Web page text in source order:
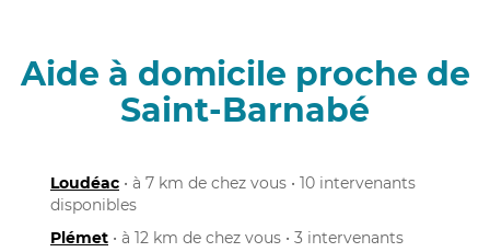
Aide à domicile proche de
Saint-Barnabé
Loudéac • à 7 km de chez vous • 10 intervenants
disponibles
Plémet • à 12 km de chez vous • 3 intervenants